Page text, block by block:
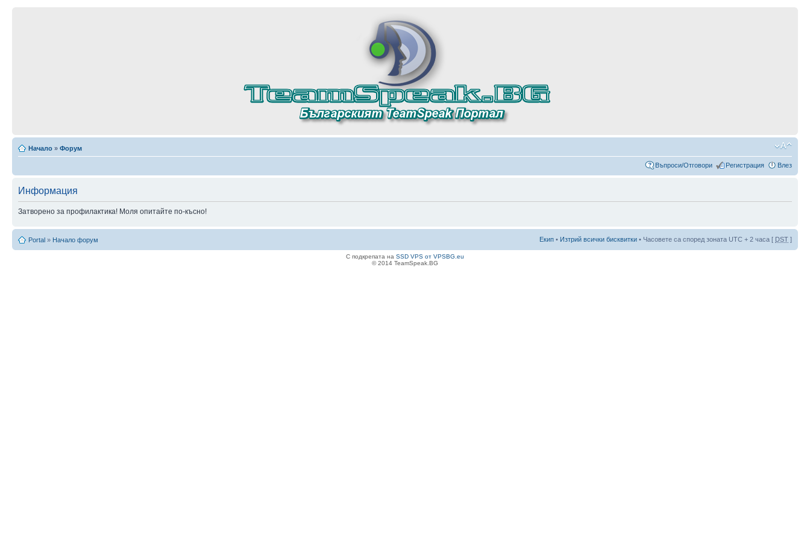
Начало » Форум
Въпроси/Отговори Регистрация Влез
Информация
Затворено за профилактика! Моля опитайте по-късно!
Portal » Начало форум Екип • Изтрий всички бисквитки • Часовете са според зоната UTC + 2 часа [ DST ]
С подкрепата на SSD VPS от VPSBG.eu
© 2014 TeamSpeak.BG